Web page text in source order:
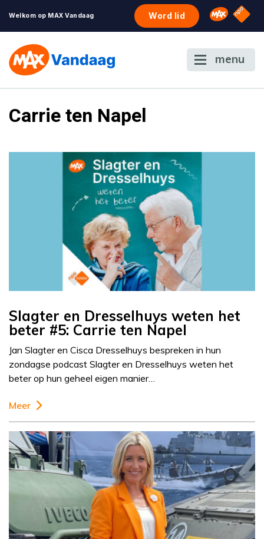
Welkom op MAX Vandaag Word lid Omroep
NPO
menu
Carrie ten Napel
Slagter en Dresselhuys weten het
beter #5: Carrie ten Napel
Jan Slagter en Cisca Dresselhuys bespreken in hun
zondagse podcast Slagter en Dresselhuys weten het
beter op hun geheel eigen manier…
Meer